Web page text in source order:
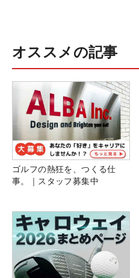
オススメの記事
ゴルフの熱狂を、つくる仕
事。｜スタッフ募集中